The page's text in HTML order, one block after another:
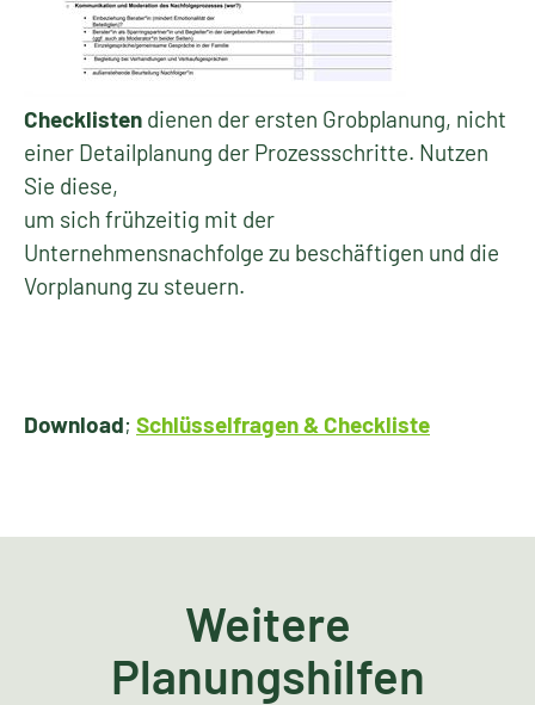
Checklisten dienen der ersten Grobplanung, nicht
einer Detailplanung der Prozessschritte. Nutzen
Sie diese,
um sich frühzeitig mit der
Unternehmensnachfolge zu beschäftigen und die
Vorplanung zu steuern.
Download; Schlüsselfragen & Checkliste
Weitere
Planungshilfen